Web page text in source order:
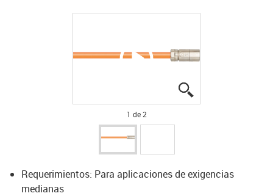
1 de 2
Requerimientos: Para aplicaciones de exigencias
medianas